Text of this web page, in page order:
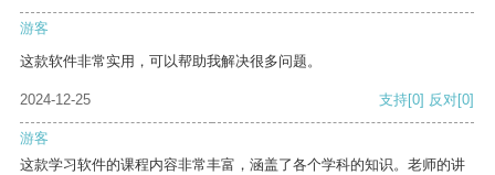
游客
这款软件非常实用，可以帮助我解决很多问题。
2024-12-25 支持[0] 反对[0]
游客
这款学习软件的课程内容非常丰富，涵盖了各个学科的知识。老师的讲